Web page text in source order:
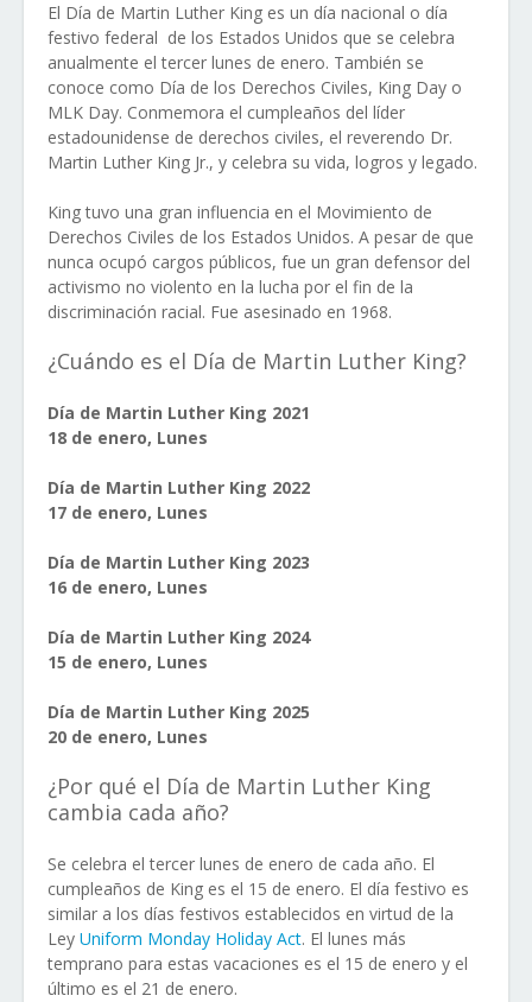
El Día de Martin Luther King es un día nacional o día
festivo federal de los Estados Unidos que se celebra
anualmente el tercer lunes de enero. También se
conoce como Día de los Derechos Civiles, King Day o
MLK Day. Conmemora el cumpleaños del líder
estadounidense de derechos civiles, el reverendo Dr.
Martin Luther King Jr., y celebra su vida, logros y legado.
King tuvo una gran influencia en el Movimiento de
Derechos Civiles de los Estados Unidos. A pesar de que
nunca ocupó cargos públicos, fue un gran defensor del
activismo no violento en la lucha por el fin de la
discriminación racial. Fue asesinado en 1968.
¿Cuándo es el Día de Martin Luther King?
Día de Martin Luther King 2021
18 de enero, Lunes
Día de Martin Luther King 2022
17 de enero, Lunes
Día de Martin Luther King 2023
16 de enero, Lunes
Día de Martin Luther King 2024
15 de enero, Lunes
Día de Martin Luther King 2025
20 de enero, Lunes
¿Por qué el Día de Martin Luther King
cambia cada año?
Se celebra el tercer lunes de enero de cada año. El
cumpleaños de King es el 15 de enero. El día festivo es
similar a los días festivos establecidos en virtud de la
Ley Uniform Monday Holiday Act. El lunes más
temprano para estas vacaciones es el 15 de enero y el
último es el 21 de enero.